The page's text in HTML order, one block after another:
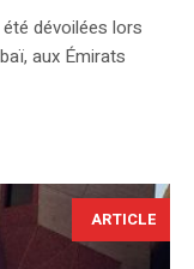
dévoilées lors
aux Émirats
ARTICLE